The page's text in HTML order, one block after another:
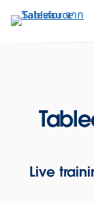
ไป
Live